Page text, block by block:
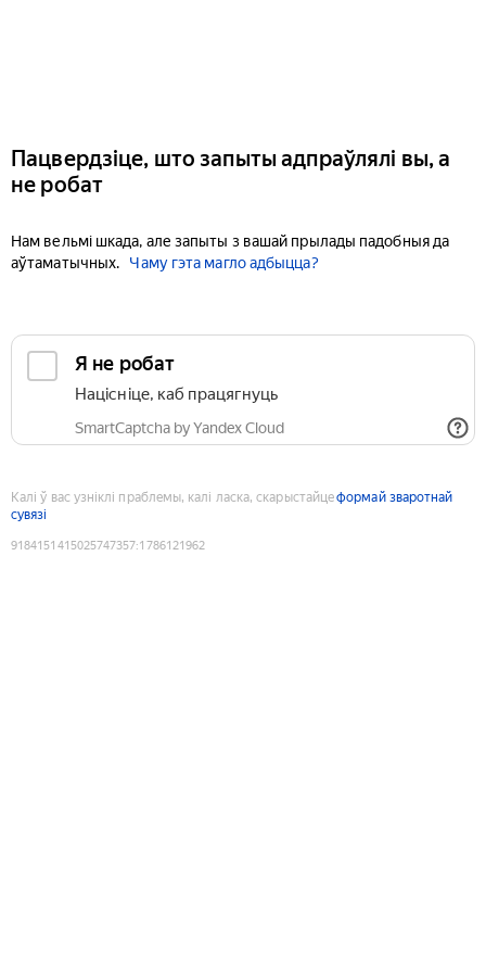
Пацвердзіце, што запыты адпраўлялі вы, а
не робат
Нам вельмі шкада, але запыты з вашай прылады падобныя да
аўтаматычных.
Чаму гэта магло адбыцца?
Я не робат
Націсніце, каб працягнуць
SmartCaptcha by Yandex Cloud
Калі ў вас узніклі праблемы, калі ласка, скарыстайцеформай зваротнай
сувязі
9184151415025747357:1786121962